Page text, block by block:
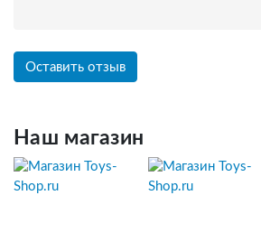
Оставить отзыв
Наш магазин